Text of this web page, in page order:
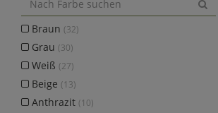
Braun (32)
Grau (30)
Weiß (27)
Beige (13)
Anthrazit (10)